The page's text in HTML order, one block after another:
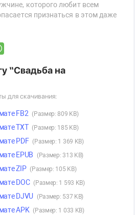
которого любит всем
признаться в этом даже
“Свадьба на
для скачивания:
FB2 (Размер: 809 KB)
TXT (Размер: 185 KB)
PDF (Размер: 1 369 KB)
EPUB (Размер: 313 KB)
ZIP (Размер: 105 KB)
DOC (Размер: 1 593 KB)
DJVU (Размер: 537 KB)
APK (Размер: 1 033 KB)